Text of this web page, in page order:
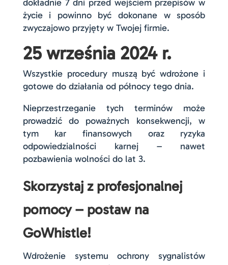
dokładnie 7 dni przed wejściem przepisów w
życie i powinno być dokonane w sposób
zwyczajowo przyjęty w Twojej firmie.
25 września 2024 r.
Wszystkie procedury muszą być wdrożone i
gotowe do działania od północy tego dnia.
Nieprzestrzeganie tych terminów może
prowadzić do poważnych konsekwencji, w
tym kar finansowych oraz ryzyka
odpowiedzialności karnej – nawet
pozbawienia wolności do lat 3.
Skorzystaj z profesjonalnej
pomocy – postaw na
GoWhistle!
Wdrożenie systemu ochrony sygnalistów